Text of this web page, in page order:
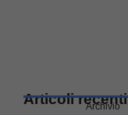
Articoli recenti
Archivio